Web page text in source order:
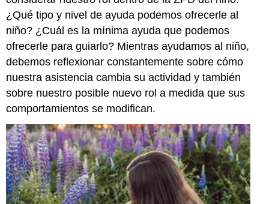
¿Qué tipo y nivel de ayuda podemos ofrecerle al
niño? ¿Cuál es la mínima ayuda que podemos
ofrecerle para guiarlo? Mientras ayudamos al niño,
debemos reflexionar constantemente sobre cómo
nuestra asistencia cambia su actividad y también
sobre nuestro posible nuevo rol a medida que sus
comportamientos se modifican.